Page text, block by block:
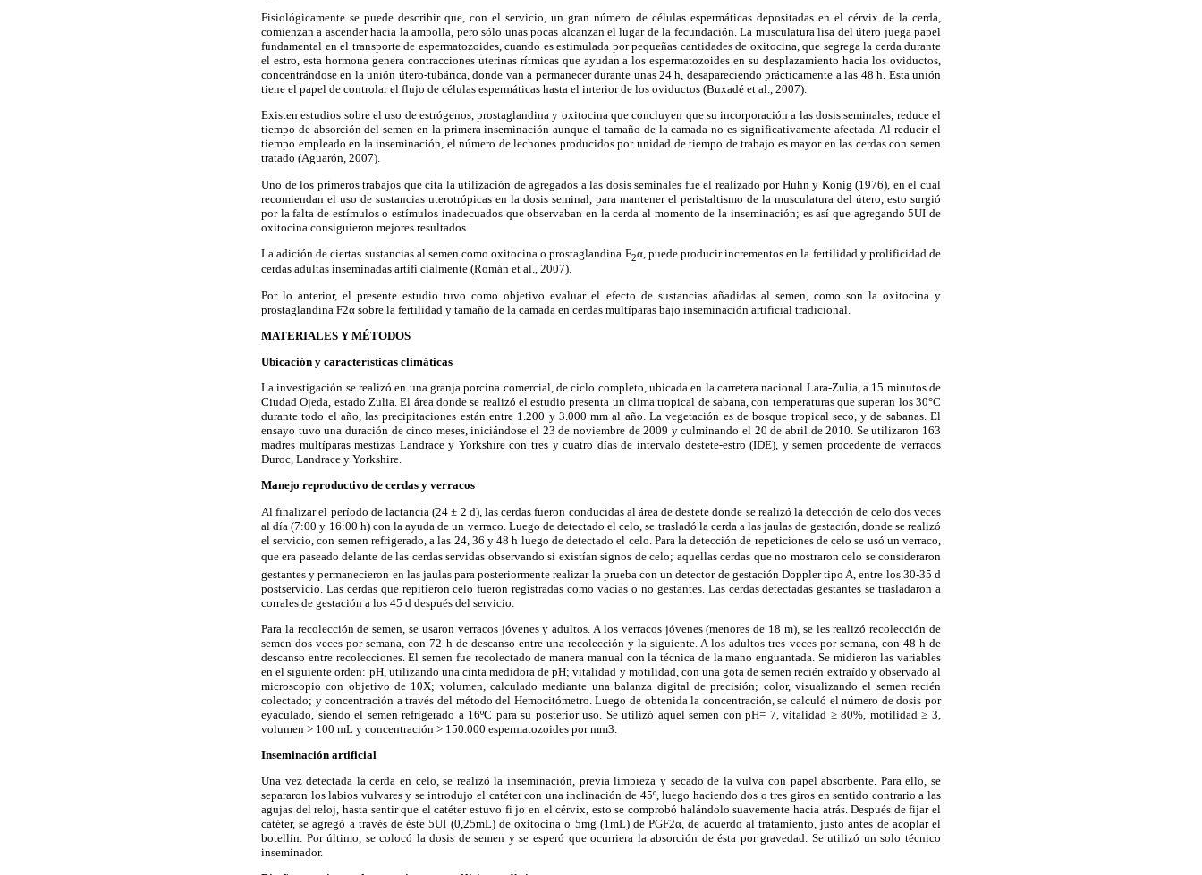
Fisiológicamente se puede describir que, con el servicio, un gran número de células espermáticas depositadas en el cérvix de la cerda,
comienzan a ascender hacia la ampolla, pero sólo unas pocas alcanzan el lugar de la fecundación. La musculatura lisa del útero juega papel
fundamental en el transporte de espermatozoides, cuando es estimulada por pequeñas cantidades de oxitocina, que segrega la cerda durante
el estro, esta hormona genera contracciones uterinas rítmicas que ayudan a los espermatozoides en su desplazamiento hacia los oviductos,
concentrándose en la unión útero-tubárica, donde van a permanecer durante unas 24 h, desapareciendo prácticamente a las 48 h. Esta unión
tiene el papel de controlar el flujo de células espermáticas hasta el interior de los oviductos (Buxadé et al., 2007).
Existen estudios sobre el uso de estrógenos, prostaglandina y oxitocina que concluyen que su incorporación a las dosis seminales, reduce el
tiempo de absorción del semen en la primera inseminación aunque el tamaño de la camada no es significativamente afectada. Al reducir el
tiempo empleado en la inseminación, el número de lechones producidos por unidad de tiempo de trabajo es mayor en las cerdas con semen
tratado (Aguarón, 2007).
Uno de los primeros trabajos que cita la utilización de agregados a las dosis seminales fue el realizado por Huhn y Konig (1976), en el cual
recomiendan el uso de sustancias uterotrópicas en la dosis seminal, para mantener el peristaltismo de la musculatura del útero, esto surgió
por la falta de estímulos o estímulos inadecuados que observaban en la cerda al momento de la inseminación; es así que agregando 5UI de
oxitocina consiguieron mejores resultados.
La adición de ciertas sustancias al semen como oxitocina o prostaglandina F2α, puede producir incrementos en la fertilidad y prolificidad de
cerdas adultas inseminadas artifi cialmente (Román et al., 2007).
Por lo anterior, el presente estudio tuvo como objetivo evaluar el efecto de sustancias añadidas al semen, como son la oxitocina y
prostaglandina F2α sobre la fertilidad y tamaño de la camada en cerdas multíparas bajo inseminación artificial tradicional.
MATERIALES Y MÉTODOS
Ubicación y características climáticas
La investigación se realizó en una granja porcina comercial, de ciclo completo, ubicada en la carretera nacional Lara-Zulia, a 15 minutos de
Ciudad Ojeda, estado Zulia. El área donde se realizó el estudio presenta un clima tropical de sabana, con temperaturas que superan los 30°C
durante todo el año, las precipitaciones están entre 1.200 y 3.000 mm al año. La vegetación es de bosque tropical seco, y de sabanas. El
ensayo tuvo una duración de cinco meses, iniciándose el 23 de noviembre de 2009 y culminando el 20 de abril de 2010. Se utilizaron 163
madres multíparas mestizas Landrace y Yorkshire con tres y cuatro días de intervalo destete-estro (IDE), y semen procedente de verracos
Duroc, Landrace y Yorkshire.
Manejo reproductivo de cerdas y verracos
Al finalizar el período de lactancia (24 ± 2 d), las cerdas fueron conducidas al área de destete donde se realizó la detección de celo dos veces
al día (7:00 y 16:00 h) con la ayuda de un verraco. Luego de detectado el celo, se trasladó la cerda a las jaulas de gestación, donde se realizó
el servicio, con semen refrigerado, a las 24, 36 y 48 h luego de detectado el celo. Para la detección de repeticiones de celo se usó un verraco,
que era paseado delante de las cerdas servidas observando si existían signos de celo; aquellas cerdas que no mostraron celo se consideraron
gestantes y permanecieron en las jaulas para posteriormente realizar la prueba con un detector de gestación Doppler tipo A, entre los 30-35 d
postservicio. Las cerdas que repitieron celo fueron registradas como vacías o no gestantes. Las cerdas detectadas gestantes se trasladaron a
corrales de gestación a los 45 d después del servicio.
Para la recolección de semen, se usaron verracos jóvenes y adultos. A los verracos jóvenes (menores de 18 m), se les realizó recolección de
semen dos veces por semana, con 72 h de descanso entre una recolección y la siguiente. A los adultos tres veces por semana, con 48 h de
descanso entre recolecciones. El semen fue recolectado de manera manual con la técnica de la mano enguantada. Se midieron las variables
en el siguiente orden: pH, utilizando una cinta medidora de pH; vitalidad y motilidad, con una gota de semen recién extraído y observado al
microscopio con objetivo de 10X; volumen, calculado mediante una balanza digital de precisión; color, visualizando el semen recién
colectado; y concentración a través del método del Hemocitómetro. Luego de obtenida la concentración, se calculó el número de dosis por
eyaculado, siendo el semen refrigerado a 16ºC para su posterior uso. Se utilizó aquel semen con pH= 7, vitalidad ≥ 80%, motilidad ≥ 3,
volumen > 100 mL y concentración > 150.000 espermatozoides por mm3.
Inseminación artificial
Una vez detectada la cerda en celo, se realizó la inseminación, previa limpieza y secado de la vulva con papel absorbente. Para ello, se
separaron los labios vulvares y se introdujo el catéter con una inclinación de 45º, luego haciendo dos o tres giros en sentido contrario a las
agujas del reloj, hasta sentir que el catéter estuvo fi jo en el cérvix, esto se comprobó halándolo suavemente hacia atrás. Después de fijar el
catéter, se agregó a través de éste 5UI (0,25mL) de oxitocina o 5mg (1mL) de PGF2α, de acuerdo al tratamiento, justo antes de acoplar el
botellín. Por último, se colocó la dosis de semen y se esperó que ocurriera la absorción de ésta por gravedad. Se utilizó un solo técnico
inseminador.